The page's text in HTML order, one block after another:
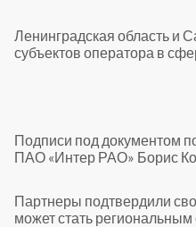
Ленинградская область и
субъектов оператора в
Подписи под документом
ПАО «Интер РАО» Борис
Партнеры подтвердили
может стать